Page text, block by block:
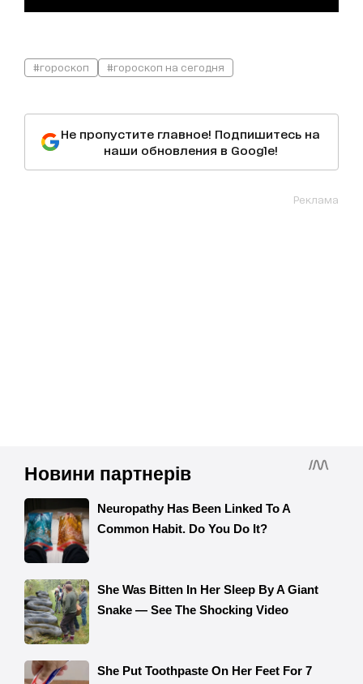
#гороскоп #гороскоп на сегодня
Не пропустите главное! Подпишитесь на
наши обновления в Google!
Реклама